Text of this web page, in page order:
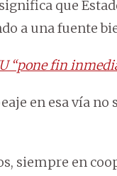
que
a una fuente
“pone fin
en esa vía no
siempre en